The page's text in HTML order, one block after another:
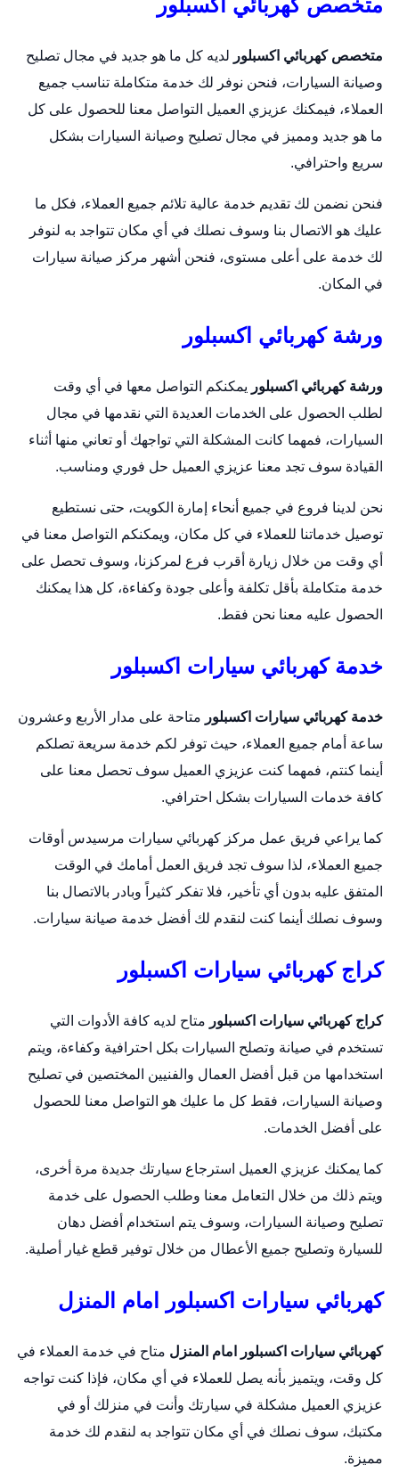
متخصص كهربائي اكسبلور
متخصص كهربائي اكسبلور لديه كل ما هو جديد في مجال تصليح
وصيانة السيارات، فنحن نوفر لك خدمة متكاملة تناسب جميع
العملاء، فيمكنك عزيزي العميل التواصل معنا للحصول على كل
ما هو جديد ومميز في مجال تصليح وصيانة السيارات بشكل
سريع واحترافي.
فنحن نضمن لك تقديم خدمة عالية تلائم جميع العملاء، فكل ما
عليك هو الاتصال بنا وسوف نصلك في أي مكان تتواجد به لنوفر
لك خدمة على أعلى مستوى، فنحن أشهر مركز صيانة سيارات
في المكان.
ورشة كهربائي اكسبلور
ورشة كهربائي اكسبلور يمكنكم التواصل معها في أي وقت
لطلب الحصول على الخدمات العديدة التي نقدمها في مجال
السيارات، فمهما كانت المشكلة التي تواجهك أو تعاني منها أثناء
القيادة سوف تجد معنا عزيزي العميل حل فوري ومناسب.
نحن لدينا فروع في جميع أنحاء إمارة الكويت، حتى نستطيع
توصيل خدماتنا للعملاء في كل مكان، ويمكنكم التواصل معنا في
أي وقت من خلال زيارة أقرب فرع لمركزنا، وسوف تحصل على
خدمة متكاملة بأقل تكلفة وأعلى جودة وكفاءة، كل هذا يمكنك
الحصول عليه معنا نحن فقط.
خدمة كهربائي سيارات اكسبلور
خدمة كهربائي سيارات اكسبلور متاحة على مدار الأربع وعشرون
ساعة أمام جميع العملاء، حيث توفر لكم خدمة سريعة تصلكم
أينما كنتم، فمهما كنت عزيزي العميل سوف تحصل معنا على
كافة خدمات السيارات بشكل احترافي.
كما يراعي فريق عمل مركز كهربائي سيارات مرسيدس أوقات
جميع العملاء، لذا سوف تجد فريق العمل أمامك في الوقت
المتفق عليه بدون أي تأخير، فلا تفكر كثيراً وبادر بالاتصال بنا
وسوف نصلك أينما كنت لنقدم لك أفضل خدمة صيانة سيارات.
كراج كهربائي سيارات اكسبلور
كراج كهربائي سيارات اكسبلور متاح لديه كافة الأدوات التي
تستخدم في صيانة وتصلح السيارات بكل احترافية وكفاءة، ويتم
استخدامها من قبل أفضل العمال والفنيين المختصين في تصليح
وصيانة السيارات، فقط كل ما عليك هو التواصل معنا للحصول
على أفضل الخدمات.
كما يمكنك عزيزي العميل استرجاع سيارتك جديدة مرة أخرى،
ويتم ذلك من خلال التعامل معنا وطلب الحصول على خدمة
تصليح وصيانة السيارات، وسوف يتم استخدام أفضل دهان
للسيارة وتصليح جميع الأعطال من خلال توفير قطع غيار أصلية.
كهربائي سيارات اكسبلور امام المنزل
كهربائي سيارات اكسبلور امام المنزل متاح في خدمة العملاء في
كل وقت، ويتميز بأنه يصل للعملاء في أي مكان، فإذا كنت تواجه
عزيزي العميل مشكلة في سيارتك وأنت في منزلك أو في
مكتبك، سوف نصلك في أي مكان تتواجد به لنقدم لك خدمة
مميزة.